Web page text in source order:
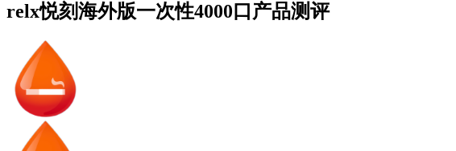
relx悦刻海外版一次性4000口产品测评